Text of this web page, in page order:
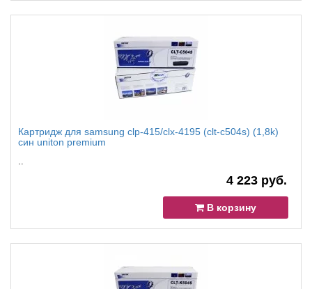
Картридж для samsung clp-415/clx-4195 (clt-c504s) (1,8k)
син uniton premium
..
4 223 руб.
В корзину